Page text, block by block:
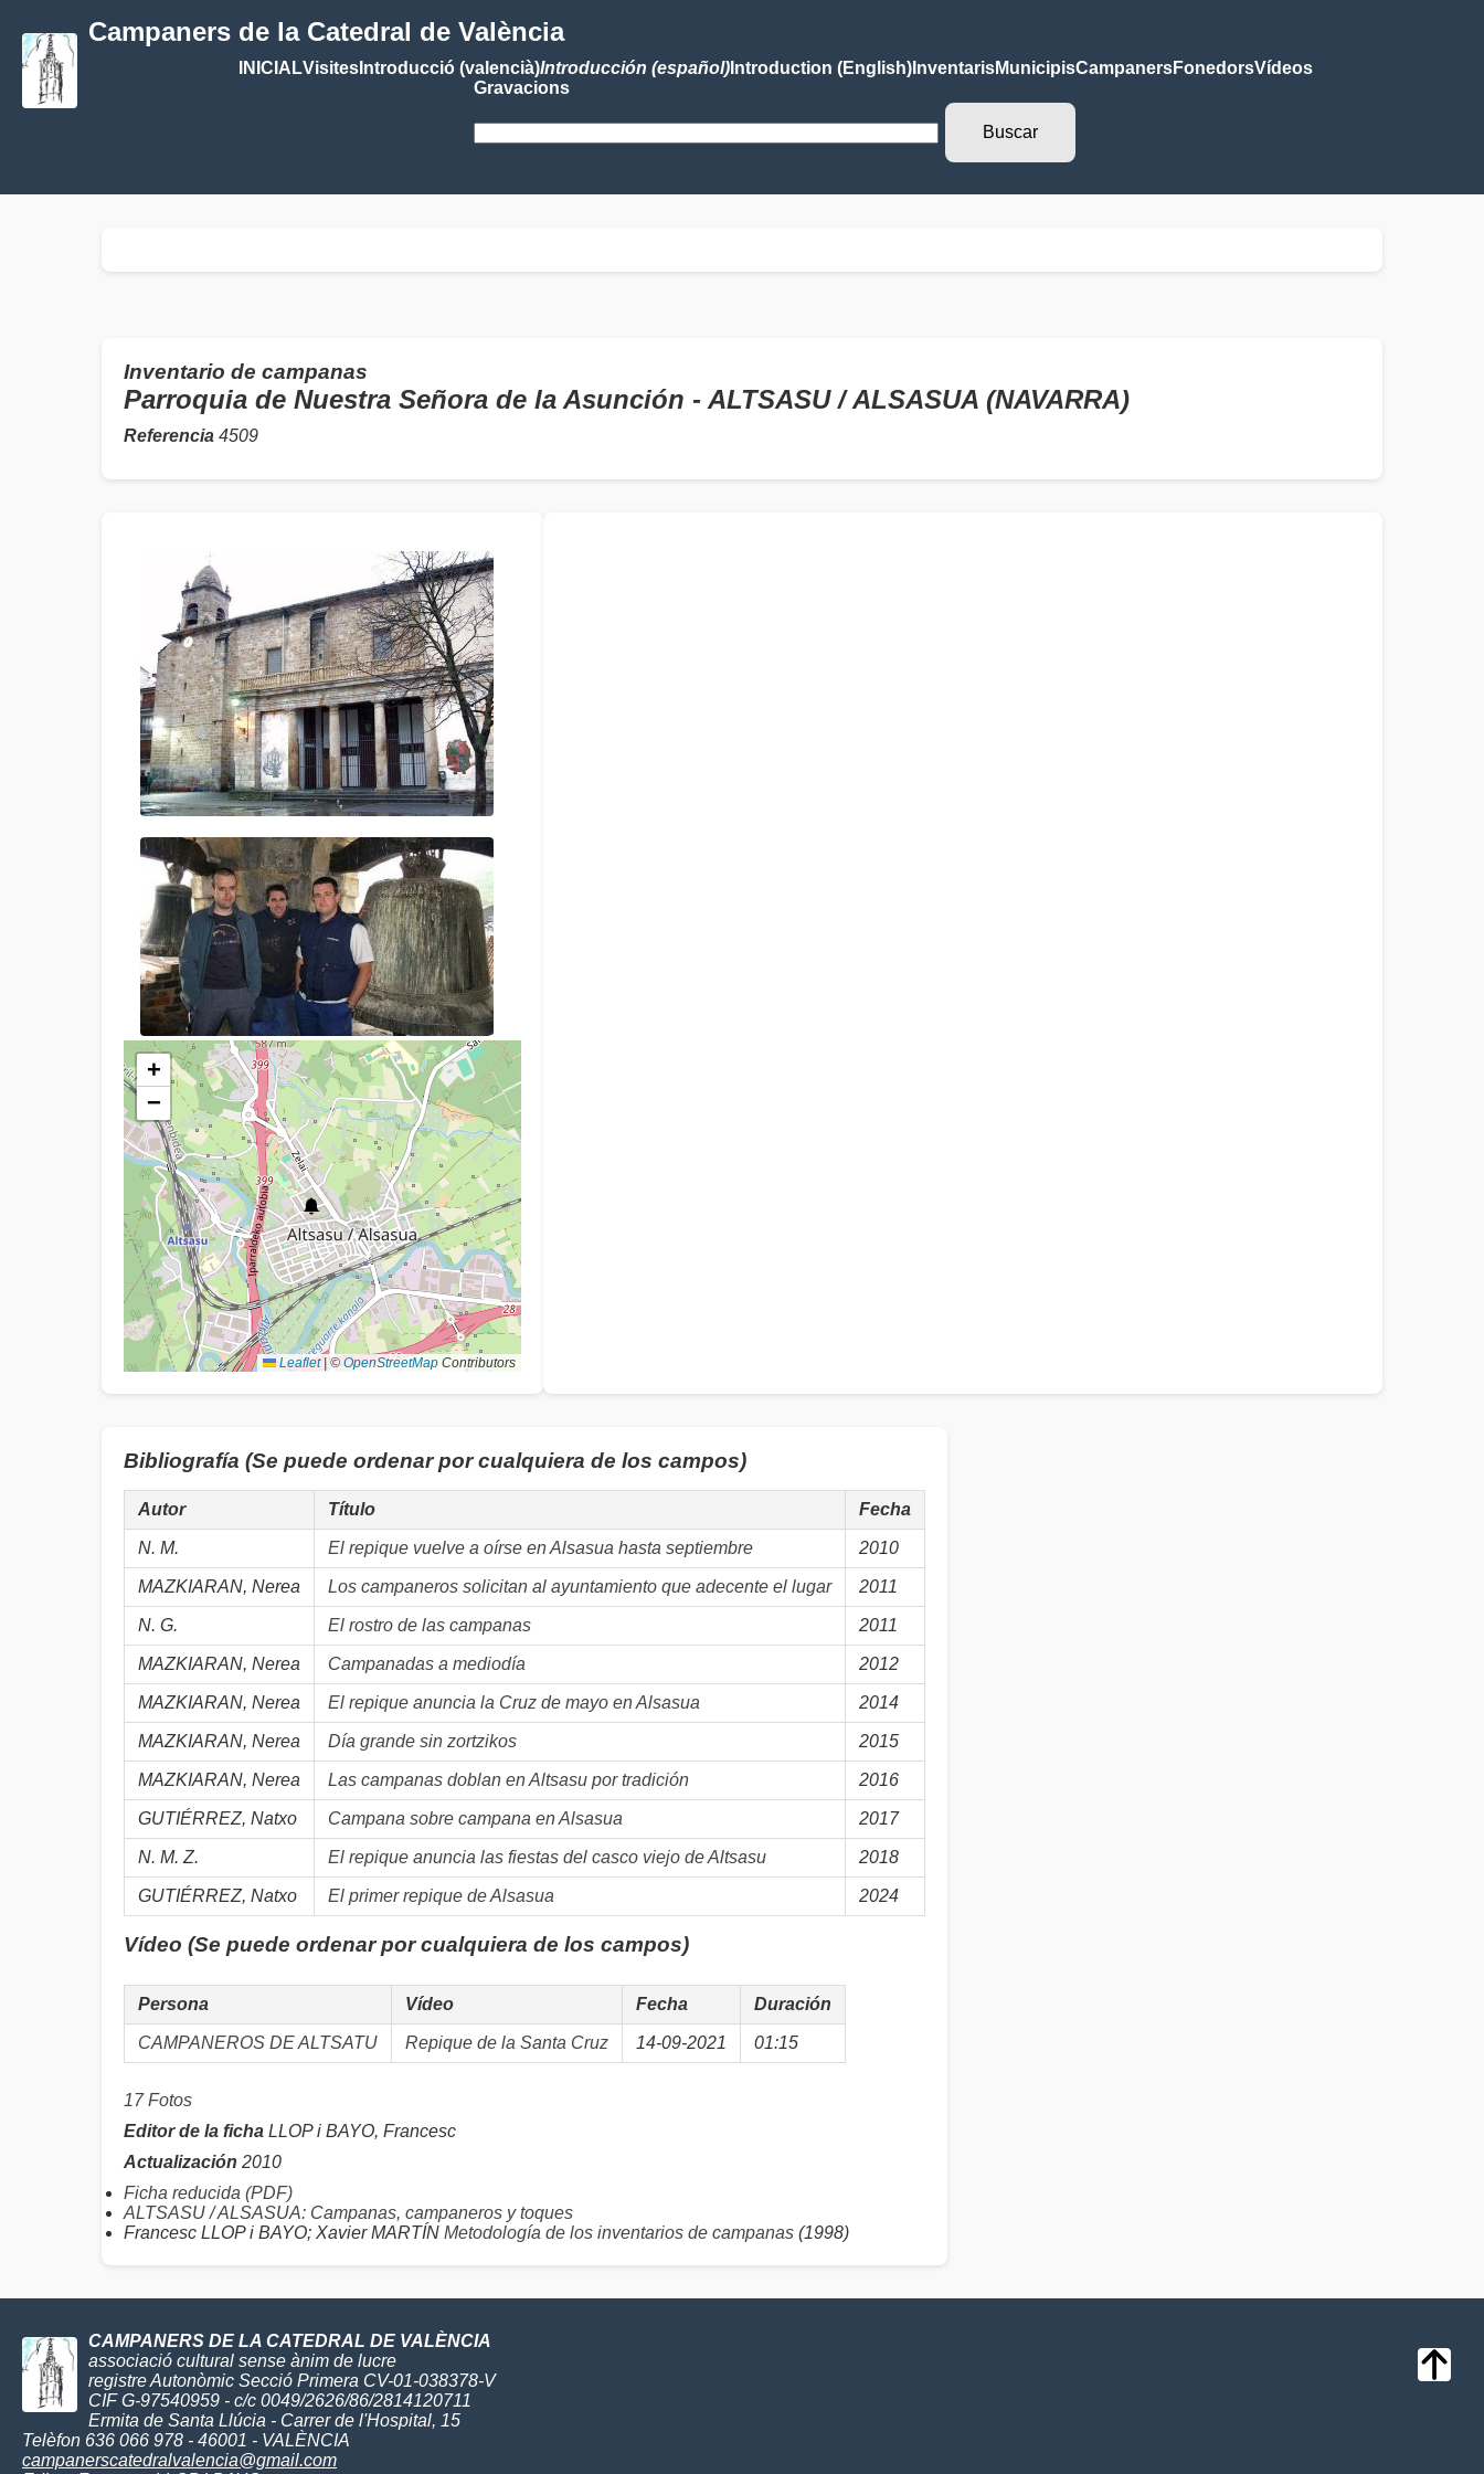
Campaners de la Catedral de València
INICIALVisitesIntroducció (valencià)Introducción (español)Introduction (English)InventarisMunicipisCampanersFonedorsVídeos
Gravacions
Inventario de campanas
Parroquia de Nuestra Señora de la Asunción - ALTSASU / ALSASUA (NAVARRA)
Referencia 4509
+
−
Leaflet |©OpenStreetMap Contributors
Bibliografía (Se puede ordenar por cualquiera de los campos)
Autor Título Fecha
N. M. El repique vuelve a oírse en Alsasua hasta septiembre 2010
MAZKIARAN, Nerea Los campaneros solicitan al ayuntamiento que adecente el lugar 2011
N. G. El rostro de las campanas 2011
MAZKIARAN, Nerea Campanadas a mediodía 2012
MAZKIARAN, Nerea El repique anuncia la Cruz de mayo en Alsasua 2014
MAZKIARAN, Nerea Día grande sin zortzikos 2015
MAZKIARAN, Nerea Las campanas doblan en Altsasu por tradición 2016
GUTIÉRREZ, Natxo Campana sobre campana en Alsasua 2017
N. M. Z. El repique anuncia las fiestas del casco viejo de Altsasu 2018
GUTIÉRREZ, Natxo El primer repique de Alsasua 2024
Vídeo (Se puede ordenar por cualquiera de los campos)
Persona Vídeo Fecha Duración
CAMPANEROS DE ALTSATU Repique de la Santa Cruz 14-09-2021 01:15
17 Fotos
Editor de la ficha LLOP i BAYO, Francesc
Actualización 2010
Ficha reducida (PDF)
ALTSASU / ALSASUA: Campanas, campaneros y toques
Francesc LLOP i BAYO; Xavier MARTÍN Metodología de los inventarios de campanas (1998)
CAMPANERS DE LA CATEDRAL DE VALÈNCIA
associació cultural sense ànim de lucre
registre Autonòmic Secció Primera CV-01-038378-V
CIF G-97540959 - c/c 0049/2626/86/2814120711
Ermita de Santa Llúcia - Carrer de l'Hospital, 15
Telèfon 636 066 978 - 46001 - VALÈNCIA
campanerscatedralvalencia@gmail.com